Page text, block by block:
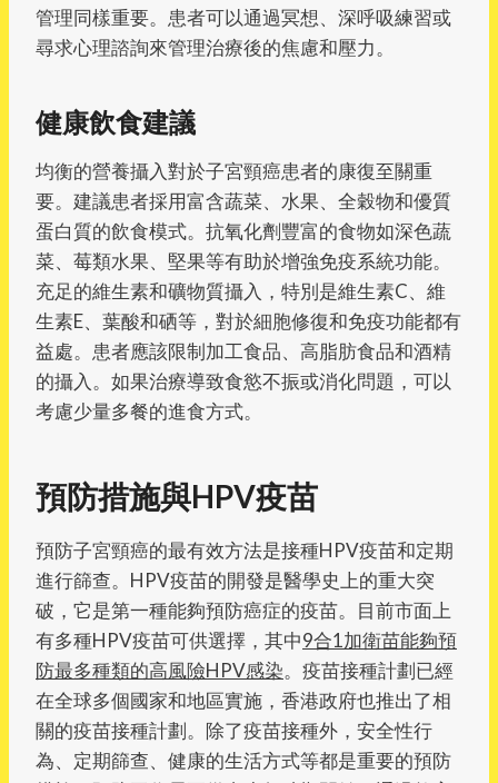
管理同樣重要。患者可以通過冥想、深呼吸練習或
尋求心理諮詢來管理治療後的焦慮和壓力。
健康飲食建議
均衡的營養攝入對於子宮頸癌患者的康復至關重
要。建議患者採用富含蔬菜、水果、全穀物和優質
蛋白質的飲食模式。抗氧化劑豐富的食物如深色蔬
菜、莓類水果、堅果等有助於增強免疫系統功能。
充足的維生素和礦物質攝入，特別是維生素C、維
生素E、葉酸和硒等，對於細胞修復和免疫功能都有
益處。患者應該限制加工食品、高脂肪食品和酒精
的攝入。如果治療導致食慾不振或消化問題，可以
考慮少量多餐的進食方式。
預防措施與HPV疫苗
預防子宮頸癌的最有效方法是接種HPV疫苗和定期
進行篩查。HPV疫苗的開發是醫學史上的重大突
破，它是第一種能夠預防癌症的疫苗。目前市面上
有多種HPV疫苗可供選擇，其中9合1加衛苗能夠預
防最多種類的高風險HPV感染。疫苗接種計劃已經
在全球多個國家和地區實施，香港政府也推出了相
關的疫苗接種計劃。除了疫苗接種外，安全性行
為、定期篩查、健康的生活方式等都是重要的預防